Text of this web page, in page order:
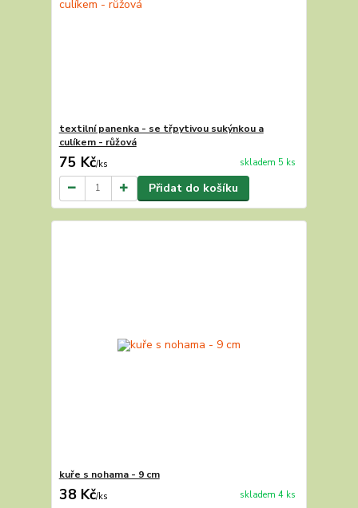
textilní panenka - se třpytivou sukýnkou a
culíkem - růžová
75 Kč/ks skladem 5 ks
Přidat do košíku
kuře s nohama - 9 cm
38 Kč/ks skladem 4 ks